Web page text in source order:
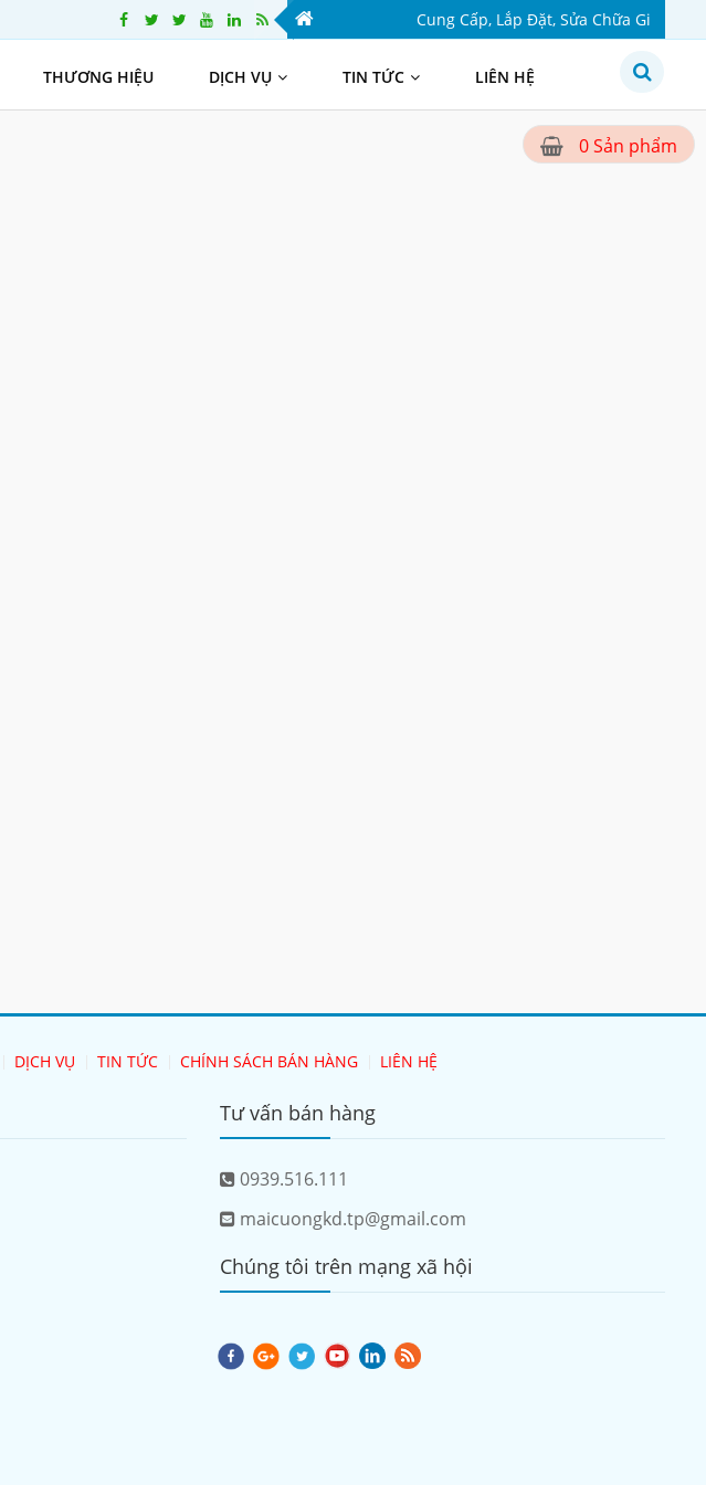
0Sản phẩm
Cung Cấp, Lắp Đặt, Sửa Chữa Giàn
THƯƠNG HIỆU DỊCH VỤ TIN TỨC LIÊN HỆ
DỊCH VỤ TIN TỨC CHÍNH SÁCH BÁN HÀNG LIÊN HỆ
Tư vấn bán hàng
0939.516.111
maicuongkd.tp@gmail.com
Chúng tôi trên mạng xã hội